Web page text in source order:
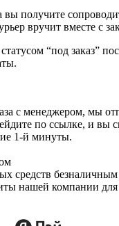
получите
вручит вместе с
“под заказ”
с менеджером, мы
по ссылке, и вы
1-й минуты.
средств
нашей компании для